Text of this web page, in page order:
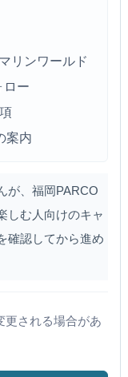
リンワールド
ロー
案内
が、福岡PARCO
しむ人向けのキャ
確認してから進め
更される場合があ